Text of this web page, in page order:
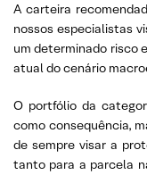
A carteira
nossos especialistas
um determinado risco
atual do cenário
O portfólio da
como consequência,
de sempre visar a
tanto para a parcela